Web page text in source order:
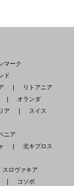
マーク
ド
リトアニア
オランダ
ア
スイス
ニア
北キプロス
スロヴァキア
コソボ